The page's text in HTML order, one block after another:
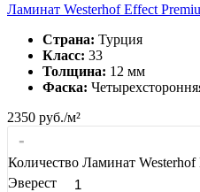
Ламинат Westerhof Effect
Страна: Турция
Класс: 33
Толщина: 12 мм
Фаска:
2350 руб./м²
-
Количество Ламинат
Эверест